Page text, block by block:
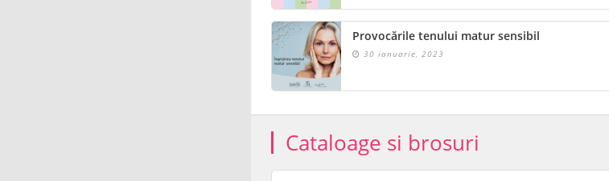
Provocările tenului matur sensibil
30 ianuarie, 2023
Cataloage si brosuri